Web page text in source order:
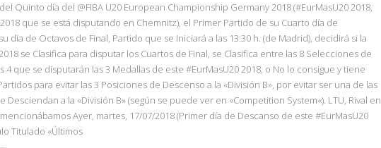
Quinto día del @FIBA U20 European Championship Germany 2018 (#EurMasU20 2018,
que se está disputando en Chemnitz), el Primer Partido de su Cuarto día de
día de Octavos de Final, Partido que se Iniciará a las 13:30 h. (de Madrid), decidirá si la
se Clasifica para disputar los Cuartos de Final, se Clasifica entre las 8 Selecciones de
4 que se disputarán las 3 Medallas de este #EurMasU20 2018, o No lo consigue y tiene
para evitar las 3 Posiciones de Descenso a la «División B», por evitar ser una de las
Desciendan a la «División B» (según se puede ver en «Competition System«). LTU, Rival en
Ayer, martes, 17/07/2018 (Primer día de Descanso de este #EurMasU20
Titulado «Últimos